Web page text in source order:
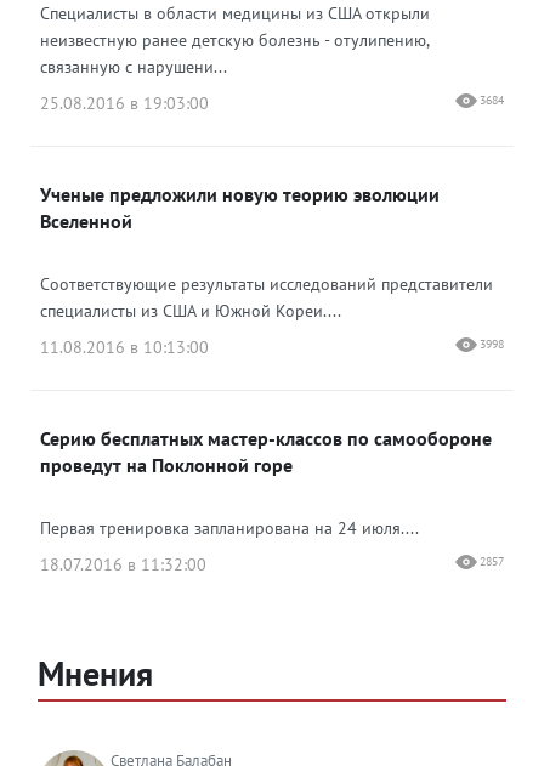
Специалисты в области медицины из США открыли
неизвестную ранее детскую болезнь - отулипению,
связанную с нарушени...
25.08.2016 в 19:03:00
3684
Ученые предложили новую теорию эволюции
Вселенной
Соответствующие результаты исследований представители
специалисты из США и Южной Кореи....
11.08.2016 в 10:13:00
3998
Серию бесплатных мастер-классов по самообороне
проведут на Поклонной горе
Первая тренировка запланирована на 24 июля....
18.07.2016 в 11:32:00
2857
Мнения
Светлана Балабан